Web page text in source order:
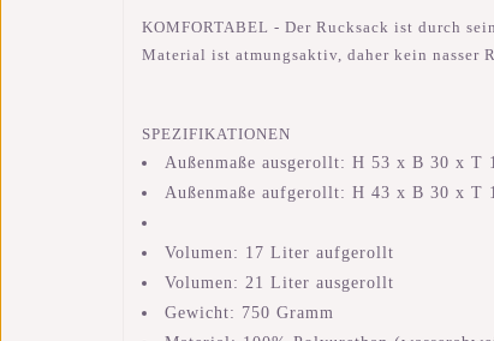
KOMFORTABEL - Der Rucksack ist durch
Material ist atmungsaktiv, daher kein nasser
SPEZIFIKATIONEN
Außenmaße ausgerollt: H 53 x B 30 x T
Außenmaße aufgerollt: H 43 x B 30 x T
Volumen: 17 Liter aufgerollt
Volumen: 21 Liter ausgerollt
Gewicht: 750 Gramm